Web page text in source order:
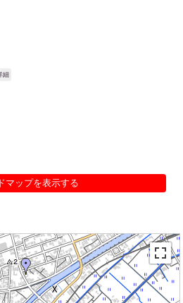
細
マップを表示する